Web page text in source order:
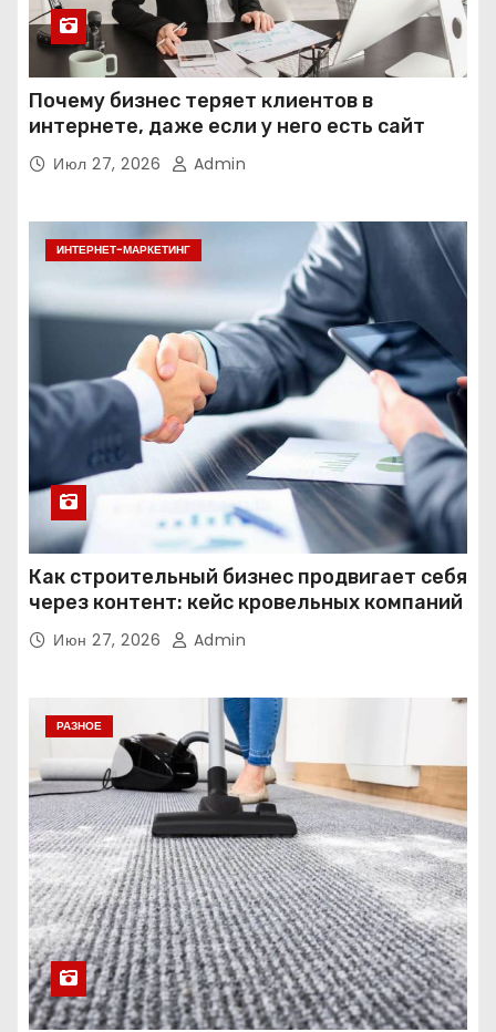
Почему бизнес теряет клиентов в
интернете, даже если у него есть сайт
Июл 27, 2026 Admin
ИНТЕРНЕТ-МАРКЕТИНГ
Как строительный бизнес продвигает себя
через контент: кейс кровельных компаний
Июн 27, 2026 Admin
РАЗНОЕ